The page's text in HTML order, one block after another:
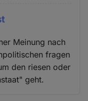
Meinung nach
fragen
den riesen oder
geht.